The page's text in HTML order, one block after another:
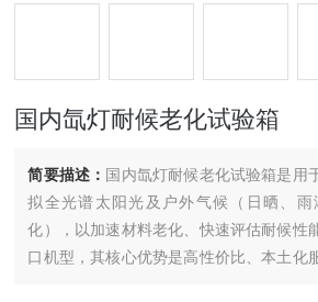
国内氙灯耐候老化试验箱
简要描述： 国内氙灯耐候老化试验箱是用
拟全光谱太阳光及户外气候（日晒、
化），以加速材料老化、快速评估耐候性
口机型，其核心优势是高性价比、本土化